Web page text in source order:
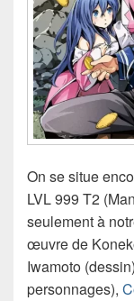
On se situe
LVL 999 T2
seulement à
œuvre de
Iwamoto
personnages),